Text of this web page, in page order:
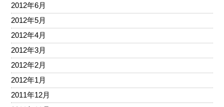
2012年6月
2012年5月
2012年4月
2012年3月
2012年2月
2012年1月
2011年12月